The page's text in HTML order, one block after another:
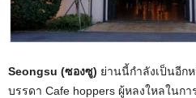
Seongsu (ซองซู) ย่านนี้กำลังเป็นอีก
บรรดา Cafe hoppers ผู้หลงใหลในก